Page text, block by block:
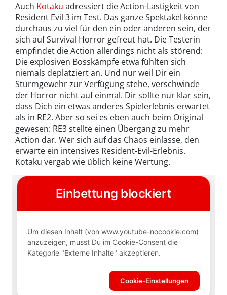
Auch Kotaku adressiert die Action-Lastigkeit von
Resident Evil 3 im Test. Das ganze Spektakel könne
durchaus zu viel für den ein oder anderen sein, der
sich auf Survival Horror gefreut hat. Die Testerin
empfindet die Action allerdings nicht als störend:
Die explosiven Bosskämpfe etwa fühlten sich
niemals deplatziert an. Und nur weil Dir ein
Sturmgewehr zur Verfügung stehe, verschwinde
der Horror nicht auf einmal. Dir sollte nur klar sein,
dass Dich ein etwas anderes Spielerlebnis erwartet
als in RE2. Aber so sei es eben auch beim Original
gewesen: RE3 stellte einen Übergang zu mehr
Action dar. Wer sich auf das Chaos einlasse, den
erwarte ein intensives Resident-Evil-Erlebnis.
Kotaku vergab wie üblich keine Wertung.